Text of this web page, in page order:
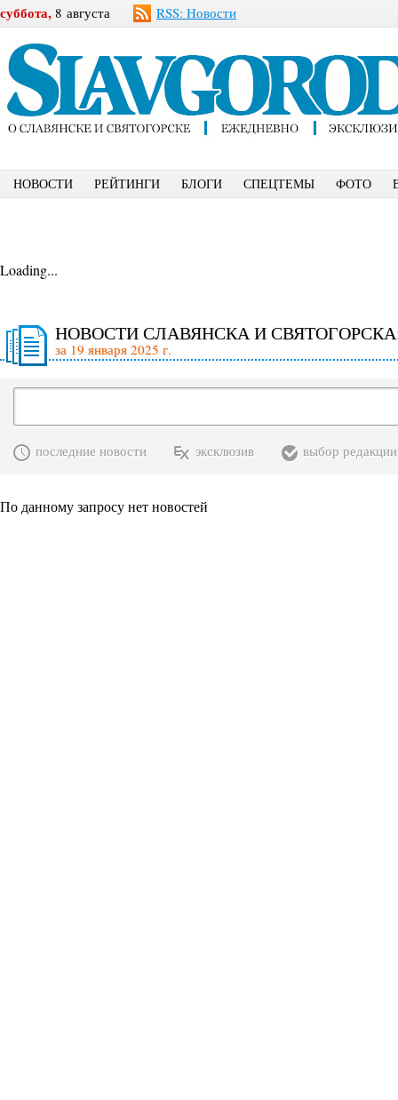
суббота, 8 августа RSS: Новости
НОВОСТИ РЕЙТИНГИ БЛОГИ СПЕЦТЕМЫ ФОТО
Loading...
НОВОСТИ СЛАВЯНСКА И
за 19 января 2025 г.
последние новости эксклюзив выбор редакции
По данному запросу нет новостей